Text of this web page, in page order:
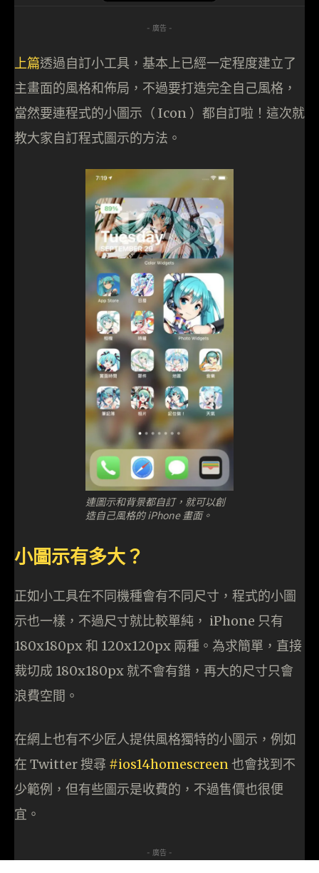
- 廣告 -
上篇透過自訂小工具，基本上已經一定程度建立了
主畫面的風格和佈局，不過要打造完全自己風格，
當然要連程式的小圖示（ Icon ）都自訂啦！這次就
教大家自訂程式圖示的方法。
連圖示和背景都自訂，就可以創
造自己風格的 iPhone 畫面。
小圖示有多大？
正如小工具在不同機種會有不同尺寸，程式的小圖
示也一樣，不過尺寸就比較單純， iPhone 只有
180x180px 和 120x120px 兩種。為求簡單，直接
裁切成 180x180px 就不會有錯，再大的尺寸只會
浪費空間。
在網上也有不少匠人提供風格獨特的小圖示，例如
在 Twitter 搜尋 #ios14homescreen也會找到不
少範例，但有些圖示是收費的，不過售價也很便
宜。
- 廣告 -